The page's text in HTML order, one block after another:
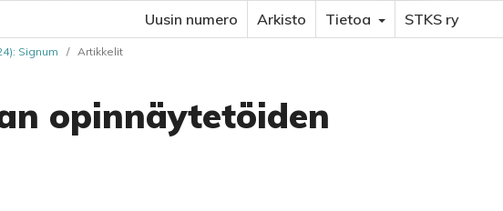
Uusin numero Arkisto Tietoa STKS ry
Signum / Artikkelit
opinnäytetöiden